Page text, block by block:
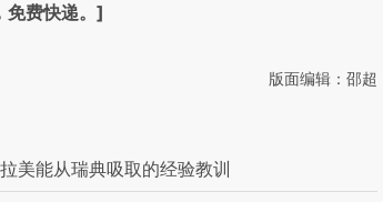
免费快递。]
版面编辑：邵超
美能从瑞典吸取的经验教训